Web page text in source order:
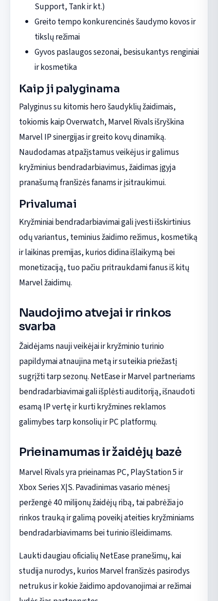
Support, Tank ir kt.)
Greito tempo konkurencinės šaudymo kovos ir
tikslų režimai
Gyvos paslaugos sezonai, besisukantys renginiai
ir kosmetika
Kaip ji palyginama
Palyginus su kitomis hero šaudyklių žaidimais,
tokiomis kaip Overwatch, Marvel Rivals išryškina
Marvel IP sinergijas ir greito kovų dinamiką.
Naudodamas atpažįstamus veikėjus ir galimus
kryžminius bendradarbiavimus, žaidimas įgyja
pranašumą franšizės fanams ir įsitraukimui.
Privalumai
Kryžminiai bendradarbiavimai gali įvesti išskirtinius
odų variantus, teminius žaidimo režimus, kosmetiką
ir laikinas premijas, kurios didina išlaikymą bei
monetizaciją, tuo pačiu pritraukdami fanus iš kitų
Marvel žaidimų.
Naudojimo atvejai ir rinkos
svarba
Žaidėjams nauji veikėjai ir kryžminio turinio
papildymai atnaujina metą ir suteikia priežastį
sugrįžti tarp sezonų. NetEase ir Marvel partneriams
bendradarbiavimai gali išplėsti auditoriją, išnaudoti
esamą IP vertę ir kurti kryžmines reklamos
galimybes tarp konsolių ir PC platformų.
Prieinamumas ir žaidėjų bazė
Marvel Rivals yra prieinamas PC, PlayStation 5 ir
Xbox Series X|S. Pavadinimas vasario mėnesį
peržengė 40 milijonų žaidėjų ribą, tai pabrėžia jo
rinkos trauką ir galimą poveikį ateities kryžminiams
bendradarbiavimams bei turinio išleidimams.
Laukti daugiau oficialių NetEase pranešimų, kai
studija nurodys, kurios Marvel franšizės pasirodys
netrukus ir kokie žaidimo apdovanojimai ar režimai